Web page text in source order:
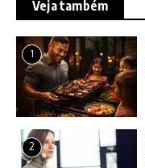
Veja também
1
2